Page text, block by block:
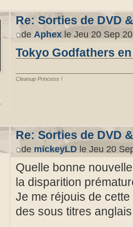
Re: Sorties de DVD
de Aphex le Jeu 20 Sep
Tokyo Godfathers
Cleanup Princess !
Re: Sorties de DVD
de mickeyLD le Jeu 20
Quelle bonne
la disparition
Je me réjouis de
des sous titres